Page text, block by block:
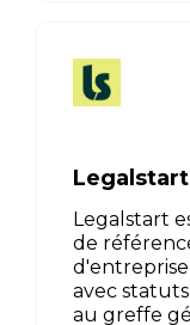
Legalstart
Legalstart
de
d'entreprise
avec
au greffe